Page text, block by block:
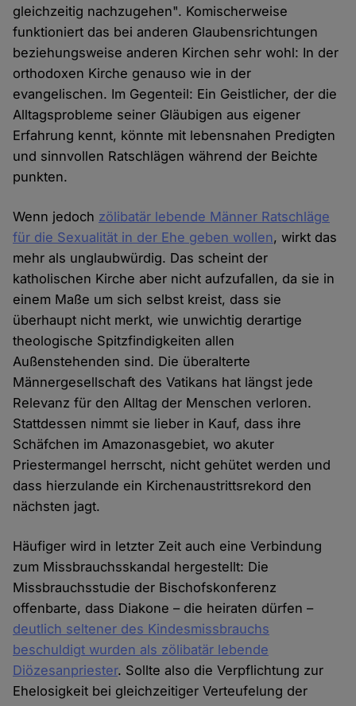
gleichzeitig nachzugehen". Komischerweise
funktioniert das bei anderen Glaubensrichtungen
beziehungsweise anderen Kirchen sehr wohl: In der
orthodoxen Kirche genauso wie in der
evangelischen. Im Gegenteil: Ein Geistlicher, der die
Alltagsprobleme seiner Gläubigen aus eigener
Erfahrung kennt, könnte mit lebensnahen Predigten
und sinnvollen Ratschlägen während der Beichte
punkten.
Wenn jedoch zölibatär lebende Männer Ratschläge
für die Sexualität in der Ehe geben wollen, wirkt das
mehr als unglaubwürdig. Das scheint der
katholischen Kirche aber nicht aufzufallen, da sie in
einem Maße um sich selbst kreist, dass sie
überhaupt nicht merkt, wie unwichtig derartige
theologische Spitzfindigkeiten allen
Außenstehenden sind. Die überalterte
Männergesellschaft des Vatikans hat längst jede
Relevanz für den Alltag der Menschen verloren.
Stattdessen nimmt sie lieber in Kauf, dass ihre
Schäfchen im Amazonasgebiet, wo akuter
Priestermangel herrscht, nicht gehütet werden und
dass hierzulande ein Kirchenaustrittsrekord den
nächsten jagt.
Häufiger wird in letzter Zeit auch eine Verbindung
zum Missbrauchsskandal hergestellt: Die
Missbrauchsstudie der Bischofskonferenz
offenbarte, dass Diakone – die heiraten dürfen –
deutlich seltener des Kindesmissbrauchs
beschuldigt wurden als zölibatär lebende
Diözesanpriester. Sollte also die Verpflichtung zur
Ehelosigkeit bei gleichzeitiger Verteufelung der